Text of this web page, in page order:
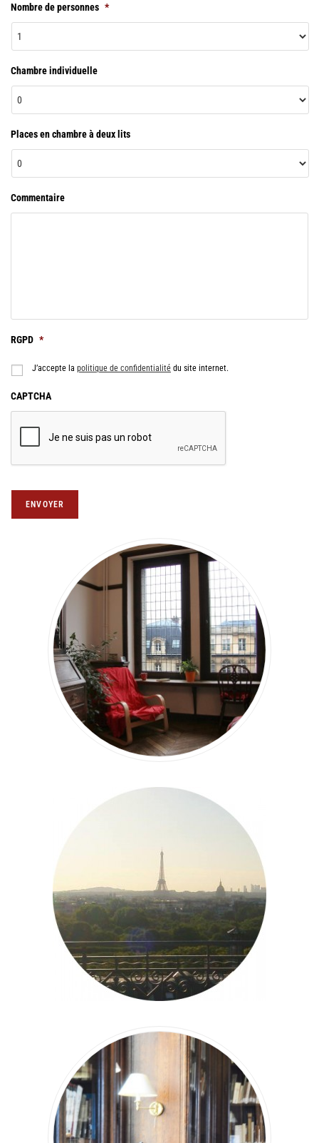
Nombre de personnes *
Chambre individuelle
Places en chambre à deux lits
Commentaire
RGPD *
J’accepte la politique de confidentialité du site internet.
CAPTCHA
ENVOYER